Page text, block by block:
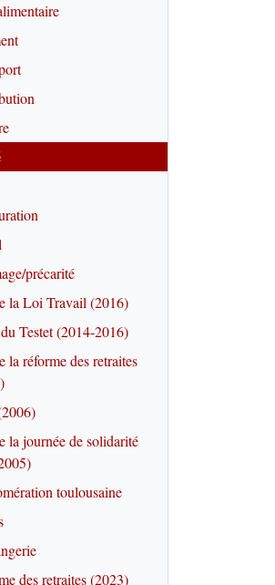
précarité
la Loi Travail (2016)
Testet (2014-2016)
la réforme des retraites
la journée de solidarité
toulousaine
des retraites (2023)